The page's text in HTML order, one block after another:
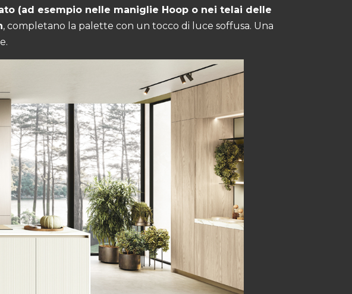
(ad esempio nelle maniglie Hoop o nei telai delle
, completano la palette con un tocco di luce soffusa. Una